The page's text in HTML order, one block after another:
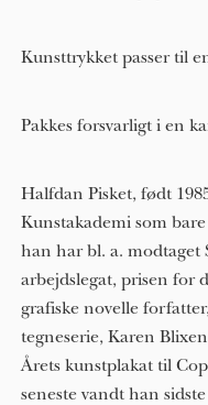
Kunsttrykket passer til
Pakkes forsvarligt i en
Halfdan Pisket, født
Kunstakademi som
han har bl. a. modtaget
arbejdslegat, prisen for
grafiske novelle
tegneserie, Karen
Årets kunstplakat til
seneste vandt han